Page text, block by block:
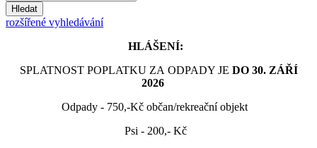
Hledat
rozšířené vyhledávání
HLÁŠENÍ:
SPLATNOST POPLATKU ZA ODPADY JE DO 30. ZÁŘÍ
2026
Odpady - 750,-Kč občan/rekreační objekt
Psi - 200,- Kč